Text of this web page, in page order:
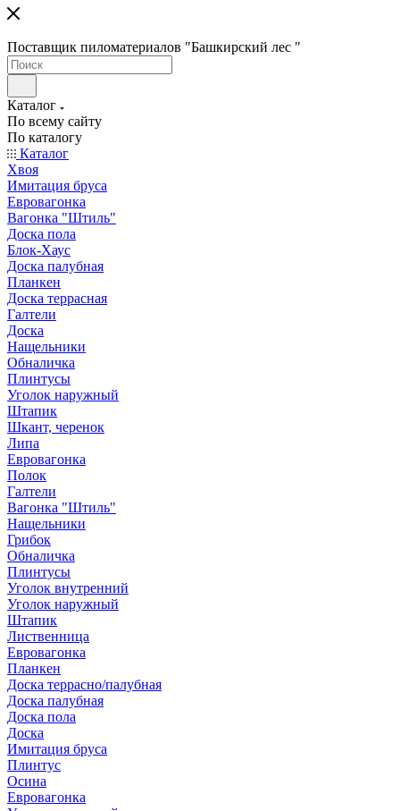
Поставщик пиломатериалов "Башкирский лес "
Каталог
По всему сайту
По каталогу
Каталог
Хвоя
Имитация бруса
Евровагонка
Вагонка "Штиль"
Доска пола
Блок-Хаус
Доска палубная
Планкен
Доска террасная
Галтели
Доска
Нащельники
Обналичка
Плинтусы
Уголок наружный
Штапик
Шкант, черенок
Липа
Евровагонка
Полок
Галтели
Вагонка "Штиль"
Нащельники
Грибок
Обналичка
Плинтусы
Уголок внутренний
Уголок наружный
Штапик
Лиственница
Евровагонка
Планкен
Доска террасно/палубная
Доска палубная
Доска пола
Доска
Имитация бруса
Плинтус
Осина
Евровагонка